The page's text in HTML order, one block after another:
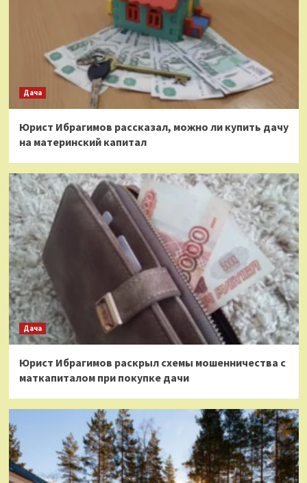
Дача
Юрист Ибрагимов рассказал, можно ли купить дачу
на материнский капитал
Дача
Юрист Ибрагимов раскрыл схемы мошенничества с
маткапиталом при покупке дачи